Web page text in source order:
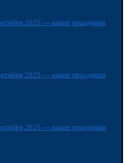
2025 — какие праздники
2025 — какие праздники
2025 — какие праздники